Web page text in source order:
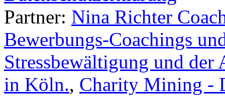
Partner: Nina Richter
Bewerbungs-Coachings
Stressbewältigung und
in Köln., Charity Mining -